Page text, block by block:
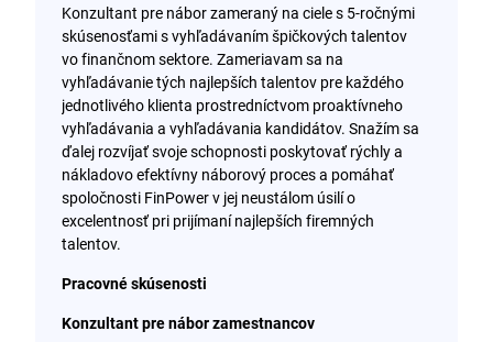
Konzultant pre nábor zameraný na ciele s 5-ročnými
skúsenosťami s vyhľadávaním špičkových talentov
vo finančnom sektore. Zameriavam sa na
vyhľadávanie tých najlepších talentov pre každého
jednotlivého klienta prostredníctvom proaktívneho
vyhľadávania a vyhľadávania kandidátov. Snažím sa
ďalej rozvíjať svoje schopnosti poskytovať rýchly a
nákladovo efektívny náborový proces a pomáhať
spoločnosti FinPower v jej neustálom úsilí o
excelentnosť pri prijímaní najlepších firemných
talentov.
Pracovné skúsenosti
Konzultant pre nábor zamestnancov